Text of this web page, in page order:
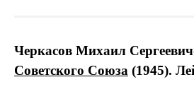
Черкасов Михаил
Советского Союза (1945).